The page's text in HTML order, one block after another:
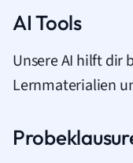
AI Tools
Unsere AI hilft dir
Lernmaterialien